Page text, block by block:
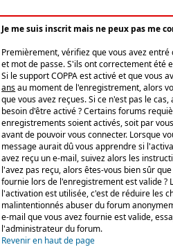
Je me suis inscrit mais ne peux pas me
Premièrement, vérifiez que vous avez
et mot de passe. S'ils ont correctement été
Si le support COPPA est activé et que vous
ansau moment de l'enregistrement, alors
que vous avez reçues. Si ce n'est pas le
besoin d'être activé ? Certains forums
enregistrements soient activés, soit par
avant de pouvoir vous connecter. Lorsque
message aurait dû vous apprendre si
avez reçu un e-mail, suivez alors les
l'avez pas reçu, alors êtes-vous bien sûr
fournie lors de l'enregistrement est valide ?
l'activation est utilisée, c'est de réduire les
malintentionnés abuser du forum
e-mail que vous avez fournie est valide,
l'administrateur du forum.
Revenir en haut de page